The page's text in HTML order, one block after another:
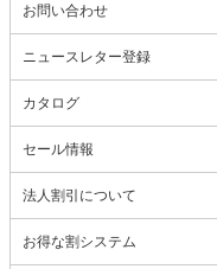
お問い合わせ
ニュースレター登録
カタログ
セール情報
法人割引について
お得な割システム